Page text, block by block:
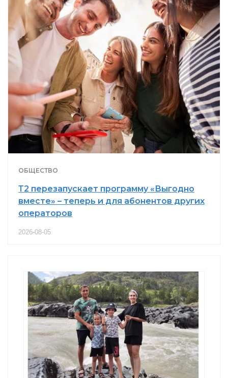
ОБЩЕСТВО
Т2 перезапускает программу «Выгодно
вместе» – теперь и для абонентов других
операторов
2026-08-05